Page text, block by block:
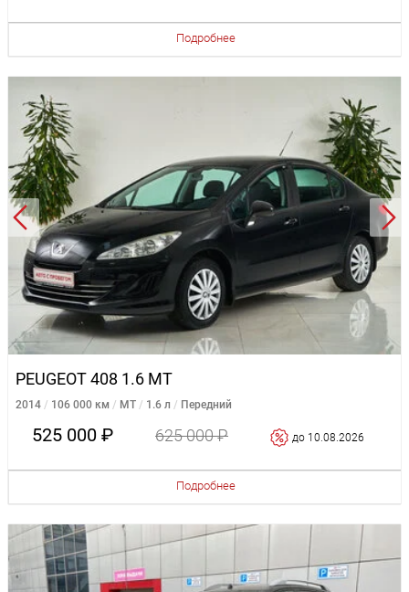
Подробнее
PEUGEOT 408 1.6 MT
2014 106 000 км MT 1.6 л Передний
525 000 ₽ 625 000 ₽ до 10.08.2026
Подробнее